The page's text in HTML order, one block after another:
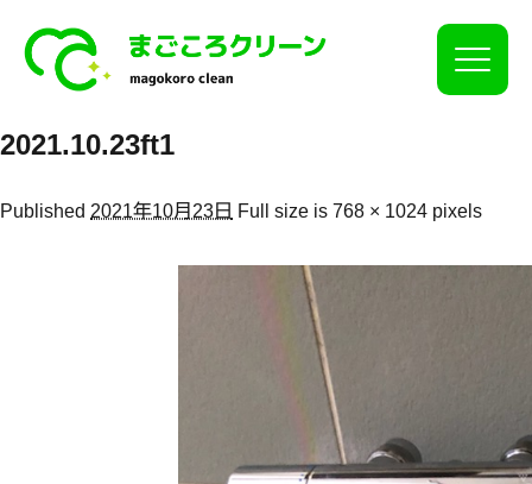
Click
2021.10.23ft1
Published 2021年10月23日 Full size is 768 × 1024 pixels